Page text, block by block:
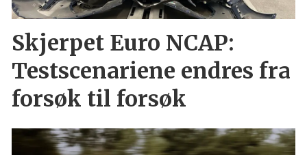
Skjerpet Euro NCAP:
Testscenariene endres fra
forsøk til forsøk